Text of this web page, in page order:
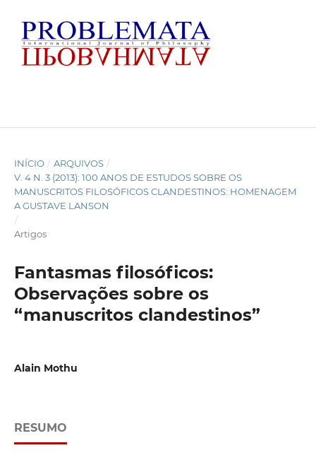
INÍCIO / ARQUIVOS /
V. 4 N. 3 (2013): 100 ANOS DE ESTUDOS SOBRE OS
MANUSCRITOS FILOSÓFICOS CLANDESTINOS: HOMENAGEM
A GUSTAVE LANSON
/
Artigos
Fantasmas filosóficos:
Observações sobre os
“manuscritos clandestinos”
Alain Mothu
RESUMO